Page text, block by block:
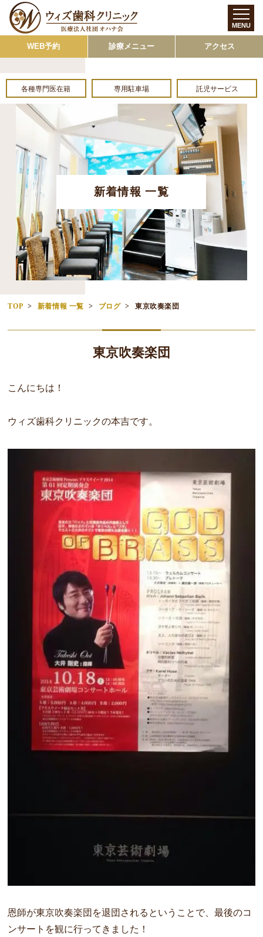
WEB予約 診療メニュー アクセス
各種専門医在籍 専用駐車場 託児サービス
新着情報 一覧
MENU
TOP 新着情報 一覧 ブログ 東京吹奏楽団
東京吹奏楽団
こんにちは！
ウィズ歯科クリニックの本吉です。
恩師が東京吹奏楽団を退団されるということで、最後のコ
ンサートを観に行ってきました！